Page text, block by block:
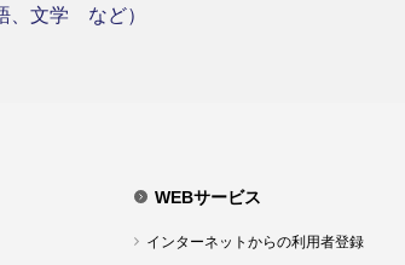
、文学 など）
WEBサービス
インターネットからの利用者登録